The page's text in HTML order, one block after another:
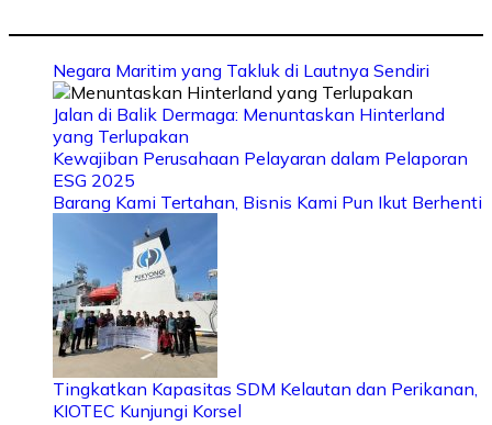
Negara Maritim yang Takluk di Lautnya Sendiri
Jalan di Balik Dermaga: Menuntaskan Hinterland
yang Terlupakan
Kewajiban Perusahaan Pelayaran dalam Pelaporan
ESG 2025
Barang Kami Tertahan, Bisnis Kami Pun Ikut Berhenti
Tingkatkan Kapasitas SDM Kelautan dan Perikanan,
KIOTEC Kunjungi Korsel